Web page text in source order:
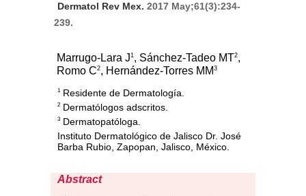
Dermatol Rev Mex. 2017 May;61(3):234-
239.
Marrugo-Lara J1 , Sánchez-Tadeo MT2,
Romo C2, Hernández-Torres MM 3
1 Residente de Dermatología.
2 Dermatólogos adscritos.
3 Dermatopatóloga.
Instituto Dermatológico de Jalisco Dr. José
Barba Rubio, Zapopan, Jalisco, México.
Abstract